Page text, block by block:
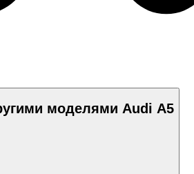
моделями Audi A5